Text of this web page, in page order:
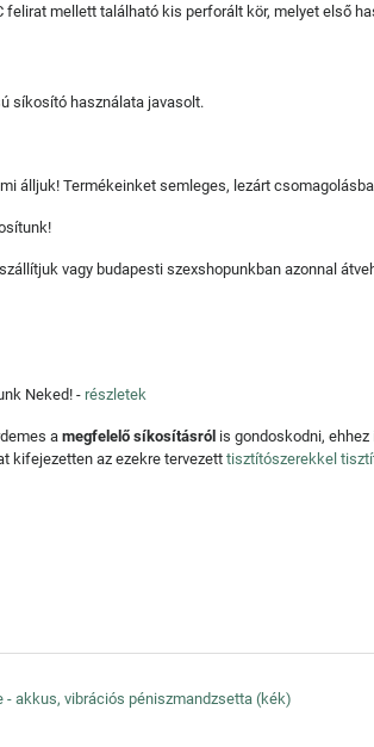
mellett található kis perforált kör, melyet első
síkosító használata javasolt.
álljuk! Termékeinket semleges, lezárt
vagy budapesti szexshopunkban azonnal
Neked! - részletek
a megfelelő síkosításról is gondoskodni, ehhez
kifejezetten az ezekre tervezett tisztítószerekkel
- akkus, vibrációs péniszmandzsetta (kék)